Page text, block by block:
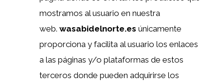
mostramos al usuario en nuestra
web. wasabidelnorte.es únicamente
proporciona y facilita al usuario los enlaces
a las páginas y/o plataformas de estos
terceros donde pueden adquirirse los